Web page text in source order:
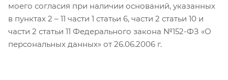
моего согласия при наличии оснований, указанных
в пунктах 2 – 11 части 1 статьи 6, части 2 статьи 10 и
части 2 статьи 11 Федерального закона №152-ФЗ «О
персональных данных» от 26.06.2006 г.